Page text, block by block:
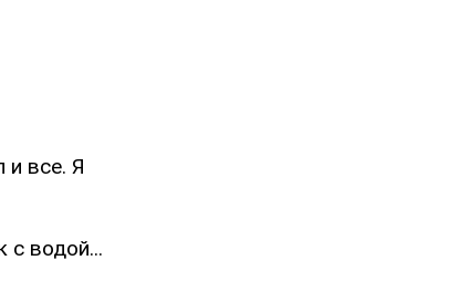
и все. Я
с водой...